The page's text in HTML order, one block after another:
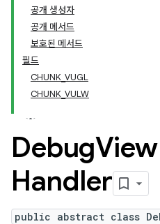
공개 생성자
공개 메서드
보호된 메서드
필드
CHUNK_VUGL
CHUNK_VULW
DebugView
Handler
public abstract class